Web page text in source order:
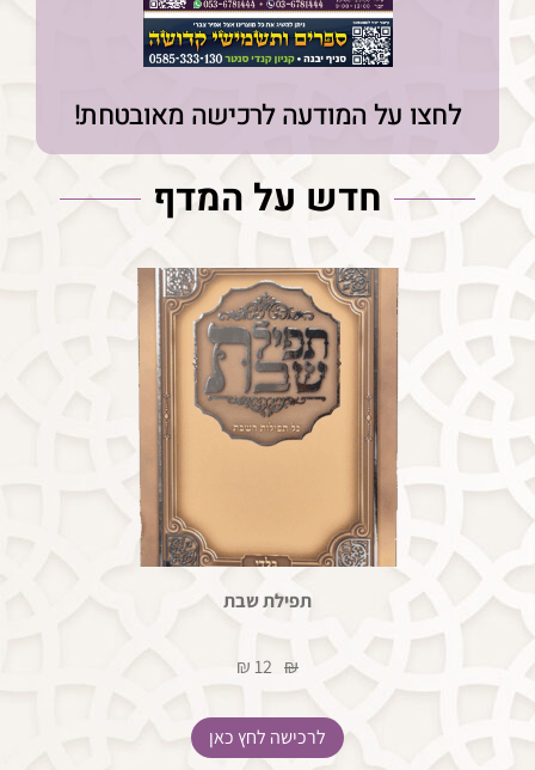
לחצו על המודעה לרכישה מאובטחת!
חדש על המדף
תפילת שבת
₪
12 ₪